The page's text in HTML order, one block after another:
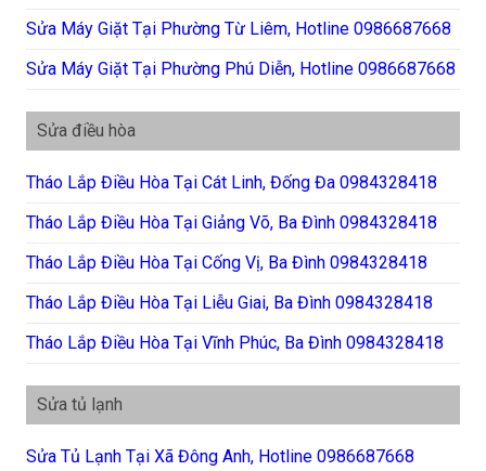
Sửa Máy Giặt Tại Phường Từ Liêm, Hotline 0986687668
Sửa Máy Giặt Tại Phường Phú Diễn, Hotline 0986687668
Sửa điều hòa
Tháo Lắp Điều Hòa Tại Cát Linh, Đống Đa 0984328418
Tháo Lắp Điều Hòa Tại Giảng Võ, Ba Đình 0984328418
Tháo Lắp Điều Hòa Tại Cống Vị, Ba Đình 0984328418
Tháo Lắp Điều Hòa Tại Liễu Giai, Ba Đình 0984328418
Tháo Lắp Điều Hòa Tại Vĩnh Phúc, Ba Đình 0984328418
Sửa tủ lạnh
Sửa Tủ Lạnh Tại Xã Đông Anh, Hotline 0986687668